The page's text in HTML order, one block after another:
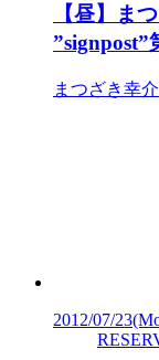
【昼】ま
”signpost”
まつざき幸介
2012/07/23